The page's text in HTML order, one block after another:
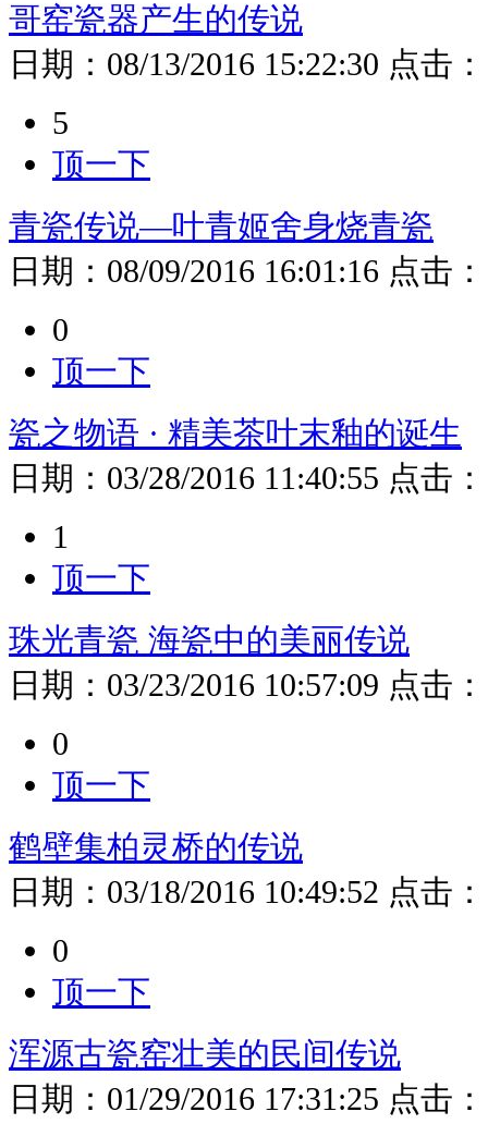
哥窑瓷器产生的传说
日期： 08/13/2016 15:22:30 点击：
5
顶一下
青瓷传说—叶青姬舍身烧青瓷
日期： 08/09/2016 16:01:16 点击：
0
顶一下
瓷之物语 · 精美茶叶末釉的诞生
日期： 03/28/2016 11:40:55 点击：
1
顶一下
珠光青瓷 海瓷中的美丽传说
日期： 03/23/2016 10:57:09 点击：
0
顶一下
鹤壁集柏灵桥的传说
日期： 03/18/2016 10:49:52 点击：
0
顶一下
浑源古瓷窑壮美的民间传说
日期： 01/29/2016 17:31:25 点击：